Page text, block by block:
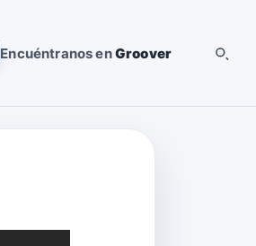
Encuéntranos enGroover